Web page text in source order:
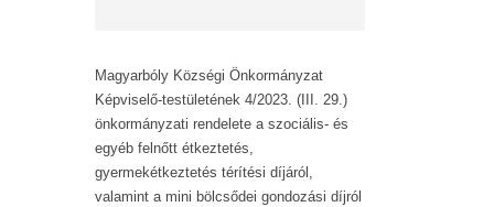
Magyarbóly Községi Önkormányzat
Képviselő-testületének 4/2023. (III. 29.)
önkormányzati rendelete a szociális- és
egyéb felnőtt étkeztetés,
gyermekétkeztetés térítési díjáról,
valamint a mini bölcsődei gondozási díjról